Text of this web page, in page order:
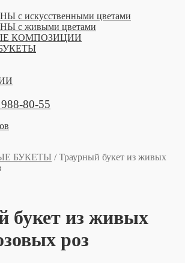
с искусственными цветами
с живыми цветами
КОМПОЗИЦИИ
80-55
БУКЕТЫ /Траурный букет из живых
букет из живых
роз